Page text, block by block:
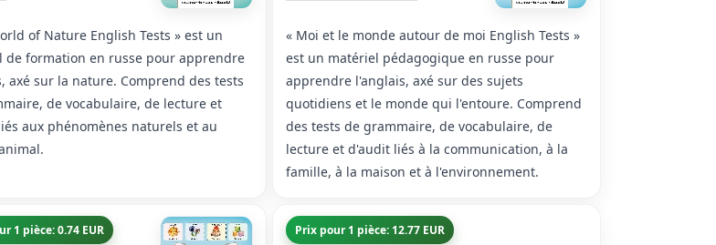
of Nature English Tests » est un
de formation en russe pour apprendre
axé sur la nature. Comprend des tests
de vocabulaire, de lecture et
aux phénomènes naturels et au
« Moi et le monde autour de moi English Tests »
est un matériel pédagogique en russe pour
apprendre l'anglais, axé sur des sujets
quotidiens et le monde qui l'entoure. Comprend
des tests de grammaire, de vocabulaire, de
lecture et d'audit liés à la communication, à la
famille, à la maison et à l'environnement.
1 pièce: 0.74 EUR Prix pour 1 pièce: 12.77 EUR